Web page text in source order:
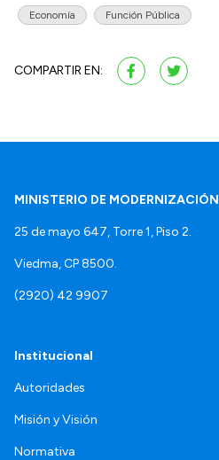
Economía Función Pública
COMPARTIR EN:
MINISTERIO DE MODERNIZACIÓN
25 de mayo 647, Torre 1, Piso 2.
Viedma, CP 8500.
(2920) 42 9907
Institucional
Autoridades
Misión y Visión
Normativa